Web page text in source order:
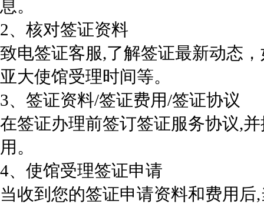
息。
2、核对签证资料
致电签证客服,了解签证最新动态
亚大使馆受理时间等。
3、签证资料/签证费用/签证协议
在签证办理前签订签证服务协议,
用。
4、使馆受理签证申请
当收到您的签证申请资料和费用